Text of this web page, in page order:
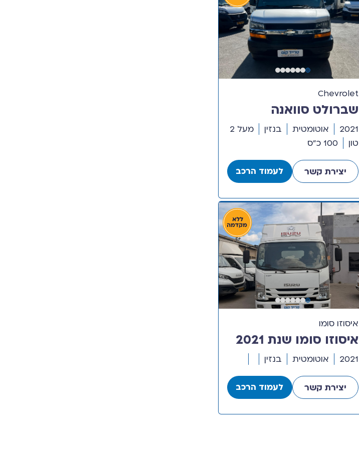
Chevrolet
שברולט סוואנה
מסחרית שנת 2021 דגם
קצר חצי קומבי
2021 אוטומטית בנזין
מעל 2
טון
100 כ"ס
יצירת קשר לעמוד הרכב
איסוזו סומו
איסוזו סומו שנת 2021
עם ארגז קרור 0-4
מעלות
2021 אוטומטית בנזין
יצירת קשר לעמוד הרכב